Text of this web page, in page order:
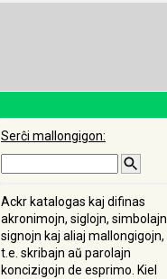
Serĉi mallongigon:
Ackr katalogas kaj difinas
akronimojn, siglojn, simbolajn
signojn kaj aliaj mallongigojn,
t.e. skribajn aŭ parolajn
koncizigojn de esprimo. Kiel